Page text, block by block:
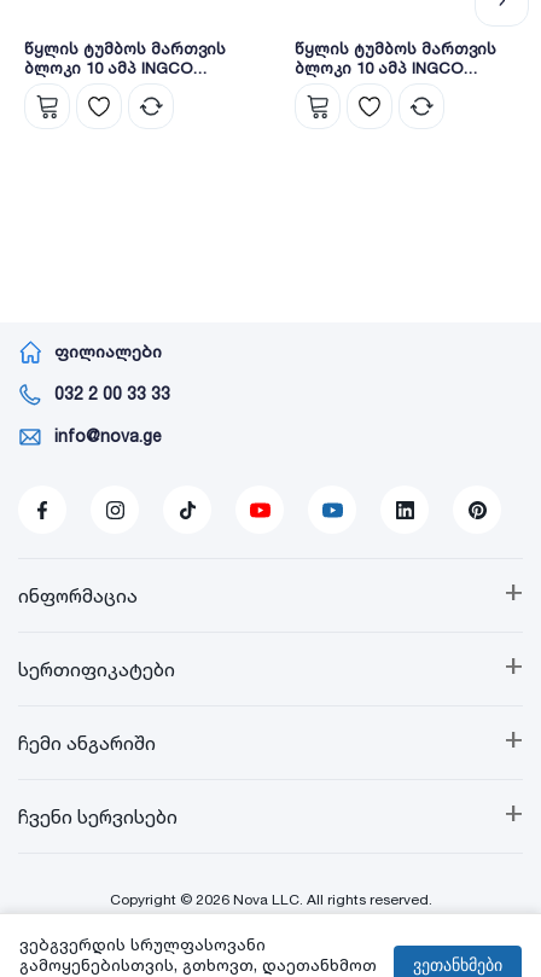
წყლის ტუმბოს მართვის
ბლოკი 10 ამპ INGCO
WAPS001
წყლის ტუმბოს მართვის
ბლოკი 10 ამპ INGCO
WAPS002
ფილიალები
032 2 00 33 33
info@nova.ge
+
ინფორმაცია
+
სერთიფიკატები
+
ჩემი ანგარიში
+
ჩვენი სერვისები
Copyright © 2026 Nova LLC. All rights reserved.
Created By:
ვებგვერდის სრულფასოვანი
გამოყენებისთვის, გთხოვთ, დაეთანხმოთ
ვეთანხმები